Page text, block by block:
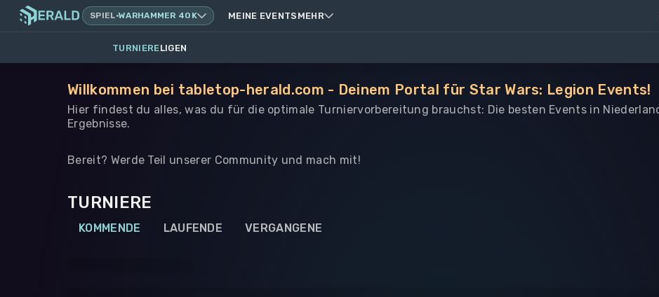
SPIEL·WARHAMMER 40K MEINE EVENTS MEHR
TURNIERELIGEN
Willkommen bei tabletop-herald.com - Deinem Portal für Star Wars: Legion Events!
Hier findest du alles, was du für die optimale Turniervorbereitung brauchst: Die besten Events in
Ergebnisse.
Bereit? Werde Teil unserer Community und mach mit!
TURNIERE
KOMMENDE LAUFENDE VERGANGENE